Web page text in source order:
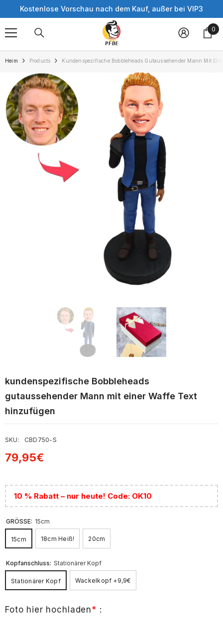
Skip to content
Kostenlose Vorschau nach dem Kauf, außer bei VIP3
0
0
Heim Products Kundenspezifische Bobbleheads Gutaussehender Mann Mit
kundenspezifische Bobbleheads
gutaussehender Mann mit einer Waffe Text
hinzufügen
SKU: CBD750-S
79,95€
10 % Rabatt – nur heute! Code: OK10
GRÖSSE: 15cm
15cm 18cm Heiß! 20cm
Kopfanschluss: Stationärer Kopf
Stationärer Kopf Wackelkopf +9,9€
Foto hier hochladen* :